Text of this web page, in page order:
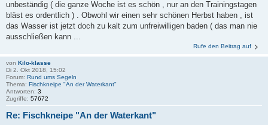
unbeständig ( die ganze Woche ist es schön , nur an den Trainingstagen
bläst es ordentlich ) . Obwohl wir einen sehr schönen Herbst haben , ist
das Wasser ist jetzt doch zu kalt zum unfreiwilligen baden ( das man nie
ausschließen kann ...
Rufe den Beitrag auf
von Kilo-klasse
Di 2. Okt 2018, 15:02
Forum: Rund ums Segeln
Thema: Fischkneipe "An der Waterkant"
Antworten: 3
Zugriffe: 57672
Re: Fischkneipe "An der Waterkant"